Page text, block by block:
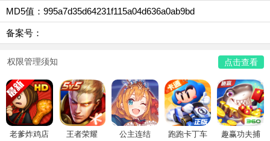
MD5值：995a7d35d64231f115a04d636a0ab9bd
备案号：
权限管理须知 点击查看
老爹炸鸡店
王者荣耀 公主连结 跑跑卡丁车
趣赢功夫捕